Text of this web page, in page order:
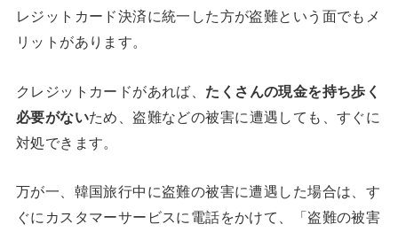
レジットカード決済に統一した方が盗難という面でもメ
リットがあります。
クレジットカードがあれば、 たくさんの現金を持ち歩く
必要がないため、盗難などの被害に遭遇しても、すぐに
対処できます。
万が一、韓国旅行中に盗難の被害に遭遇した場合は、す
ぐにカスタマーサービスに電話をかけて、「盗難の被害